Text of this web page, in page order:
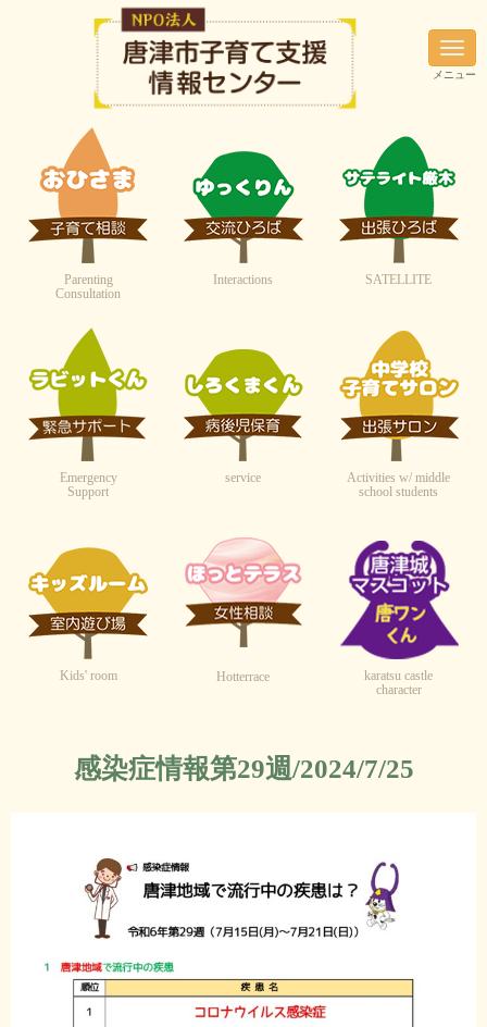
N
a
v
i
o
メニュー
Parenting
Consultation
Interactions SATELLITE
Emergency
Support
service
Activities w/ middle
school students
Kids' room Hotterrace
karatsu castle
character
感染症情報第29週/2024/7/25